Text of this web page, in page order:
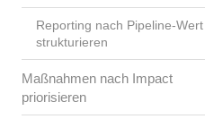
Reporting nach Pipeline-Wert
strukturieren
Maßnahmen nach Impact
priorisieren